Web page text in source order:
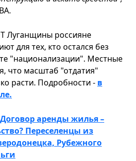
Луганщины россияне
для тех, кто остался без
"национализации". Местные
что масштаб "отдатия"
расти. Подробности - в
Договор аренды жилья –
Переселенцы из
Рубежного